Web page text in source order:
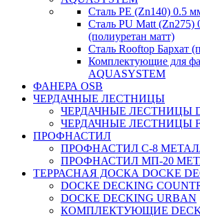
Сталь PE (Zn140) 0.5
Сталь PU Matt
(полиуретан матт)
Сталь Rooftop Бархат
Комплектующие для
AQUASYSTEM
ФАНЕРА OSB
ЧЕРДАЧНЫЕ ЛЕСТНИЦЫ
ЧЕРДАЧНЫЕ ЛЕСТНИЦЫ
ЧЕРДАЧНЫЕ ЛЕСТНИЦЫ
ПРОФНАСТИЛ
ПРОФНАСТИЛ C-8
ПРОФНАСТИЛ МП-20
ТЕРРАСНАЯ ДОСКА DOCKE
DOCKE DECKING
DOCKE DECKING URBAN
КОМПЛЕКТУЮЩИЕ